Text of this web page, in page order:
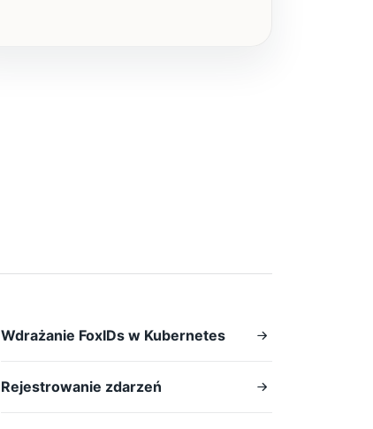
Wdrażanie FoxIDs w Kubernetes
Rejestrowanie zdarzeń